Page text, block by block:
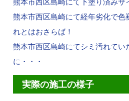
熊本市西区島崎にて下塗り済み
熊本市西区島崎にて経年劣化で
れとはおさらば！
熊本市西区島崎にてシミ汚れてい
に・・・
実際の施工の様子